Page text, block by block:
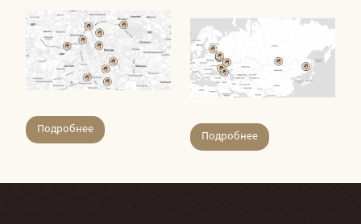
Подробнее
Подробнее